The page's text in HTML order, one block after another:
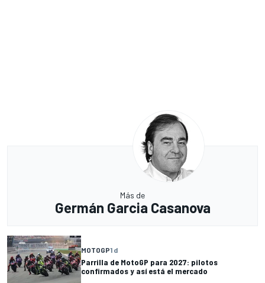
Más de
Germán Garcia Casanova
MOTOGP1 d
Parrilla de MotoGP para 2027: pilotos
confirmados y así está el mercado